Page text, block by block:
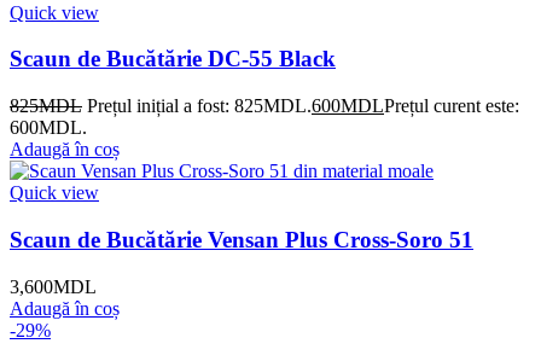
Quick view
Scaun de Bucătărie DC-55 Black
825MDL Prețul inițial a fost: 825MDL.600MDLPrețul curent este:
600MDL.
Adaugă în coș
Quick view
Scaun de Bucătărie Vensan Plus Cross-Soro 51
3,600MDL
Adaugă în coș
-29%